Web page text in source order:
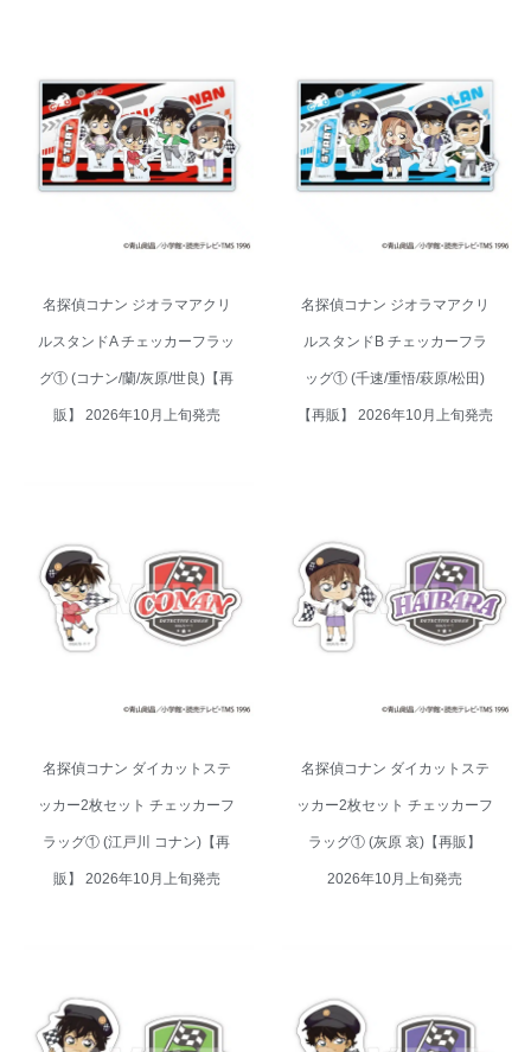
名探偵コナン ジオラマアクリル
スタンドA チェッカーフラッグ①
(コナン/蘭/灰原/世良)【再販】
2026年10月上旬発売
名探偵コナン ジオラマアクリ
ルスタンドA チェッカーフラッ
グ① (コナン/蘭/灰原/世良)【再
販】 2026年10月上旬発売
名探偵コナン ジオラマアクリル
スタンドB チェッカーフラッグ
① (千速/重悟/萩原/松田)【再販】
2026年10月上旬発売
名探偵コナン ジオラマアクリ
ルスタンドB チェッカーフラ
ッグ① (千速/重悟/萩原/松田)
【再販】 2026年10月上旬発売
名探偵コナン ダイカットステッ
カー2枚セット チェッカーフラッ
グ① (江戸川 コナン)【再販】
2026年10月上旬発売
名探偵コナン ダイカットステ
ッカー2枚セット チェッカーフ
ラッグ① (江戸川 コナン)【再
販】 2026年10月上旬発売
名探偵コナン ダイカットステッ
カー2枚セット チェッカーフラッ
グ① (灰原 哀)【再販】 2026年
10月上旬発売
名探偵コナン ダイカットステ
ッカー2枚セット チェッカーフ
ラッグ① (灰原 哀)【再販】
2026年10月上旬発売
名探偵コナン ダイカットステッ
カー2枚セット チェッカーフラッ
名探偵コナン ダイカットステッ
カー2枚セット チェッカーフラッ